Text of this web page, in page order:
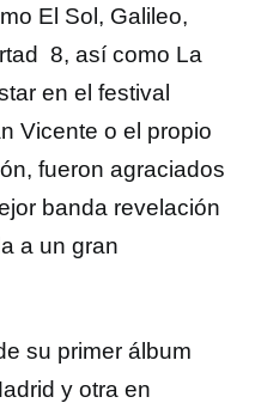
El Sol, Galileo,
8, así como La
en el festival
Vicente o el propio
fueron agraciados
banda revelación
a un gran
su primer álbum
y otra en